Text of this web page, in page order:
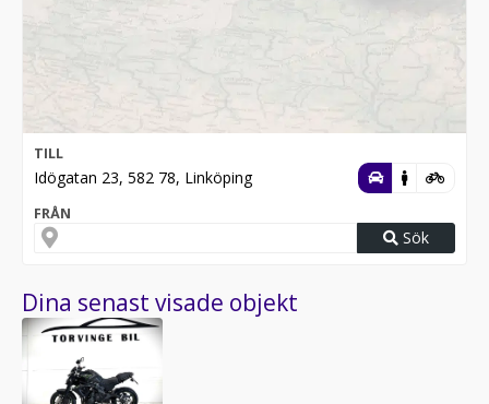
TILL
Idögatan 23, 582 78, Linköping
FRÅN
Sök
Dina senast visade objekt